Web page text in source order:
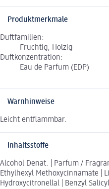
Produktmerkmale
Duftfamilien:
Fruchtig, Holzig
Duftkonzentration:
Eau de Parfum (EDP)
Warnhinweise
Leicht entflammbar.
Inhaltsstoffe
Alcohol Denat. | Parfum /
Ethylhexyl Methoxycinnamate |
Hydroxycitronellal | Benzyl